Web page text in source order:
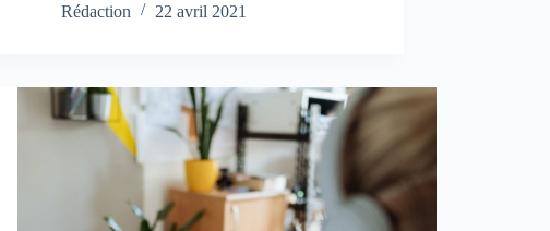
Rédaction
22 avril 2021